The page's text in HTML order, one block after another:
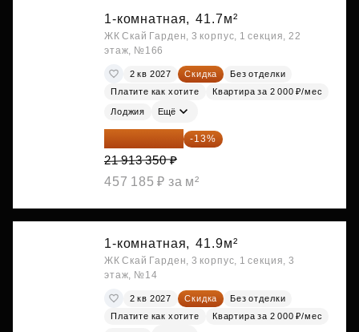
1-комнатная, 41.7м²
ЖК Скай Гарден, 3 корпус, 1 секция, 22
этаж, №166
2 кв 2027 Скидка
Без отделки
Платите как хотите
Квартира за 2 000 ₽/мес
Лоджия Ещё
19 064 615 ₽ -13%
21 913 350 ₽
457 185 ₽ за м²
1-комнатная, 41.9м²
ЖК Скай Гарден, 3 корпус, 1 секция, 3
этаж, №14
2 кв 2027 Скидка
Без отделки
Платите как хотите
Квартира за 2 000 ₽/мес